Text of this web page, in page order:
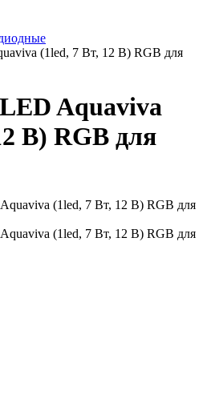
(1led, 7 Вт, 12 В) RGB для
Aquaviva
В) RGB для